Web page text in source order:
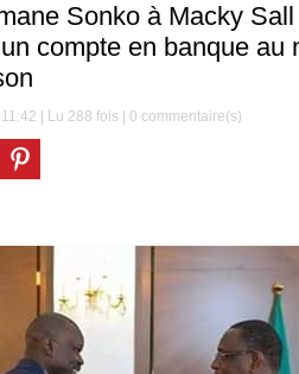
Sonko à Macky
compte en banque au
| Lu 288 fois |0 commentaire(s)